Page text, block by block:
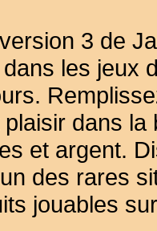
3 de
les jeux
dans
et argent.
des rares
jouables